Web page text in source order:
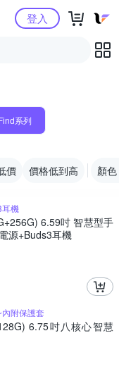
物中心登入
系列
價 價格低到高 顏色
機
6.59吋 智慧型手
源+Buds3耳機
附保護套
6.75吋八核心智慧